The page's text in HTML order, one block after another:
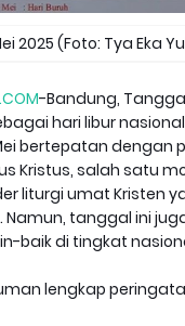
2025 (Foto: Tya Eka
-Bandung,
hari libur
bertepatan dengan
Kristus, salah satu
liturgi umat Kristen
Namun, tanggal ini
baik di tingkat
lengkap